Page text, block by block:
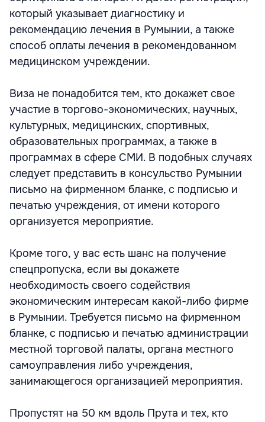
который указывает диагностику и
рекомендацию лечения в Румынии, а также
способ оплаты лечения в рекомендованном
медицинском учреждении.
Виза не понадобится тем, кто докажет свое
участие в торгово-экономических, научных,
культурных, медицинских, спортивных,
образовательных программах, а также в
программах в сфере СМИ. В подобных случаях
следует представить в консульство Румынии
письмо на фирменном бланке, с подписью и
печатью учреждения, от имени которого
организуется мероприятие.
Кроме того, у вас есть шанс на получение
спецпропуска, если вы докажете
необходимость своего содействия
экономическим интересам какой-либо фирме
в Румынии. Требуется письмо на фирменном
бланке, с подписью и печатью администрации
местной торговой палаты, органа местного
самоуправления либо учреждения,
занимающегося организацией мероприятия.
Пропустят на 50 км вдоль Прута и тех, кто